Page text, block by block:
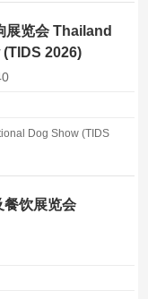
展览会 Thailand
2026)
Dog Show (TIDS
餐饮展览会